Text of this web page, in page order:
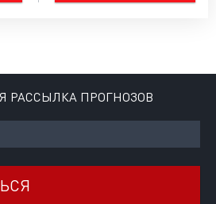
РАССЫЛКА ПРОГНОЗОВ